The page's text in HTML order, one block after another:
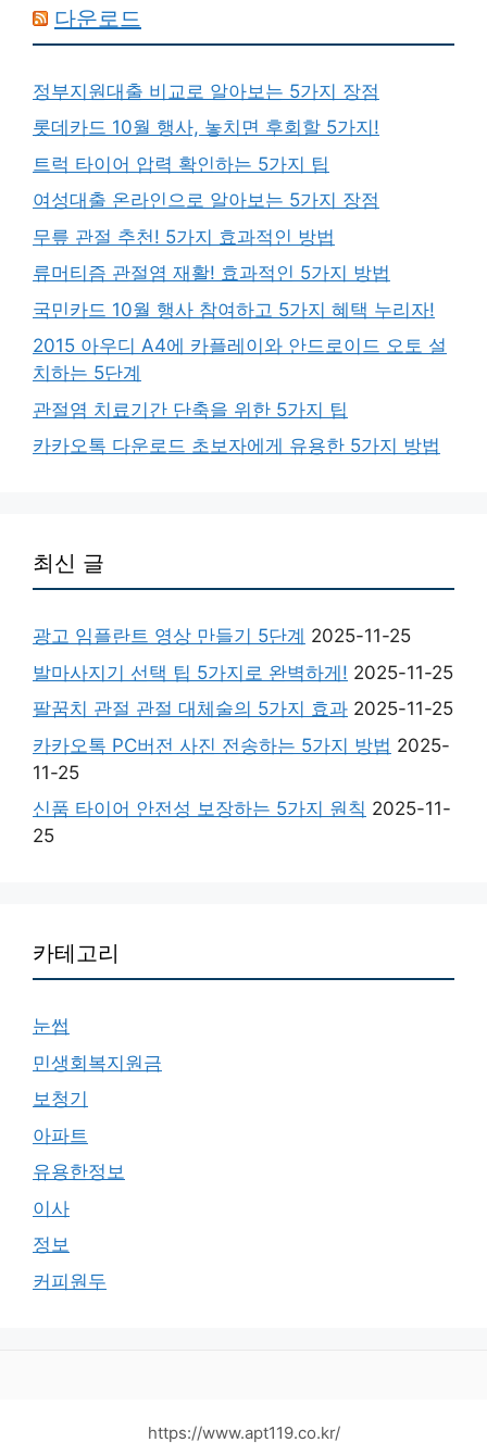
다운로드
정부지원대출 비교로 알아보는 5가지 장점
롯데카드 10월 행사, 놓치면 후회할 5가지!
트럭 타이어 압력 확인하는 5가지 팁
여성대출 온라인으로 알아보는 5가지 장점
무릎 관절 추천! 5가지 효과적인 방법
류머티즘 관절염 재활! 효과적인 5가지 방법
국민카드 10월 행사 참여하고 5가지 혜택 누리자!
2015 아우디 A4에 카플레이와 안드로이드 오토 설
치하는 5단계
관절염 치료기간 단축을 위한 5가지 팁
카카오톡 다운로드 초보자에게 유용한 5가지 방법
최신 글
광고 임플란트 영상 만들기 5단계 2025-11-25
발마사지기 선택 팁 5가지로 완벽하게! 2025-11-25
팔꿈치 관절 관절 대체술의 5가지 효과 2025-11-25
카카오톡 PC버전 사진 전송하는 5가지 방법 2025-
11-25
신품 타이어 안전성 보장하는 5가지 원칙 2025-11-
25
카테고리
눈썹
민생회복지원금
보청기
아파트
유용한정보
이사
정보
커피원두
https://www.apt119.co.kr/